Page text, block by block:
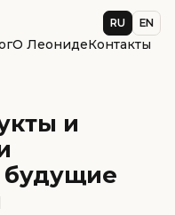
О ЛеонидеКонтакты
RU EN
и
будущие